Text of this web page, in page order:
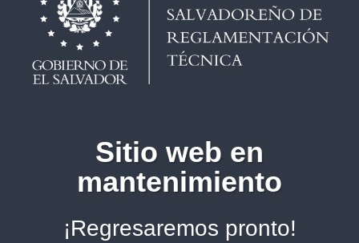
Sitio web en
mantenimiento
¡Regresaremos pronto!